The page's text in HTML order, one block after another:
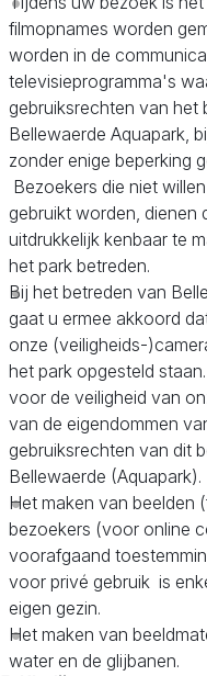
filmopnames worden
worden in de
televisieprogramma's
gebruiksrechten van het
Bellewaerde Aquapark,
zonder enige beperking
Bezoekers die niet
gebruikt worden, dienen
uitdrukkelijk kenbaar te
het park betreden.
Bij het betreden van
gaat u ermee akkoord
onze (veiligheids-
het park opgesteld
voor de veiligheid van
van de eigendommen
gebruiksrechten van dit
Bellewaerde (Aquapark).
Het maken van beelden
bezoekers (voor online
voorafgaand
voor privé gebruik is
eigen gezin.
Het maken van
water en de glijbanen.